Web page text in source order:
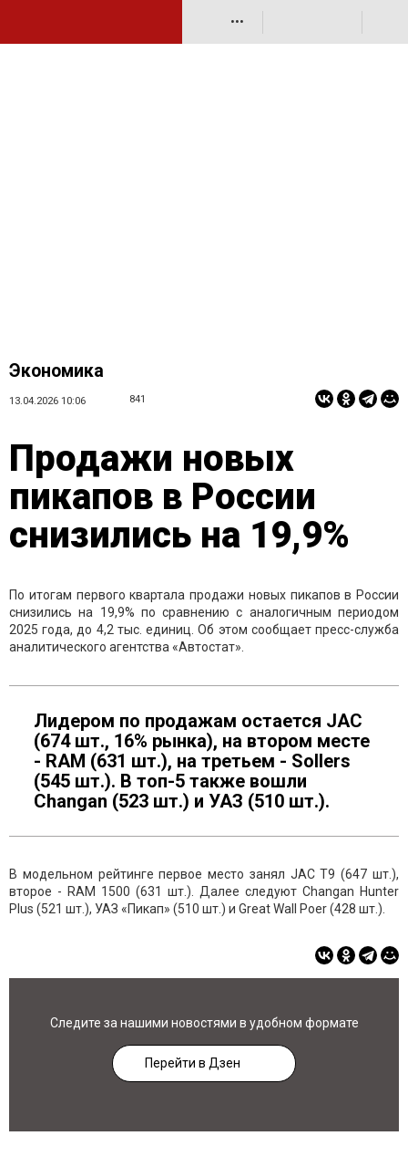
•••
Экономика
13.04.2026 10:06 841
Продажи новых
пикапов в России
снизились на 19,9%
По итогам первого квартала продажи новых пикапов в России
снизились на 19,9% по сравнению с аналогичным периодом
2025 года, до 4,2 тыс. единиц. Об этом сообщает пресс-служба
аналитического агентства «Автостат».
Лидером по продажам остается JAC
(674 шт., 16% рынка), на втором месте
- RAM (631 шт.), на третьем - Sollers
(545 шт.). В топ-5 также вошли
Changan (523 шт.) и УАЗ (510 шт.).
В модельном рейтинге первое место занял JAC T9 (647 шт.),
второе - RAM 1500 (631 шт.). Далее следуют Changan Hunter
Plus (521 шт.), УАЗ «Пикап» (510 шт.) и Great Wall Poer (428 шт.).
Следите за нашими новостями в удобном формате
Перейти в Дзен